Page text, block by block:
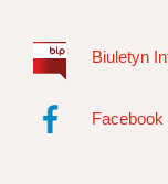
Biuletyn
Facebook